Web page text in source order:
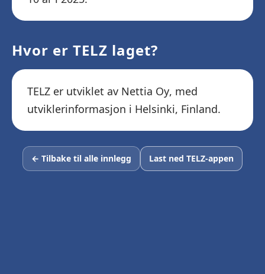
Hvor er TELZ laget?
TELZ er utviklet av Nettia Oy, med
utviklerinformasjon i Helsinki, Finland.
← Tilbake til alle innlegg Last ned TELZ-appen